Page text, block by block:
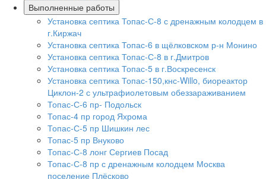
Выполненные работы
Установка септика Топас-С-8 с дренажным колодцем в
г.Киржач
Установка септика Топас-6 в щёлковском р-н Монино
Установка септика Топас-С-8 в г.Дмитров
Установка септика Топас-5 в г.Воскресенск
Установка септика Топас-150,кнс-Willo, биореактор
Циклон-2 с ультрафиолетовым обеззараживанием
Топас-С-6 пр- Подольск
Топас-4 пр город Яхрома
Топас-С-5 пр Шишкин лес
Топас-5 пр Внуково
Топас-С-8 лонг Сергиев Посад
Топас-С-8 пр с дренажным колодцем Москва
поселение Плёсково